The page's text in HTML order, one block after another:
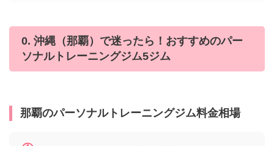
0. 沖縄（那覇）で迷ったら！おすすめのパー
ソナルトレーニングジム5ジム
那覇のパーソナルトレーニングジム料金相場